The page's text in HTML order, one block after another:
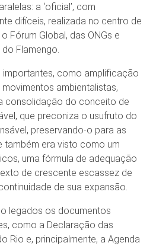
a ‘oficial’, com
difíceis, realizada no centro de
Fórum Global, das ONGs e
Flamengo.
importantes, como amplificação
ambientalistas,
consolidação do conceito de
que preconiza o usufruto do
preservando-o para as
também era visto como um
uma fórmula de adequação
de crescente escassez de
de sua expansão.
legados os documentos
como a Declaração das
Rio e, principalmente, a Agenda